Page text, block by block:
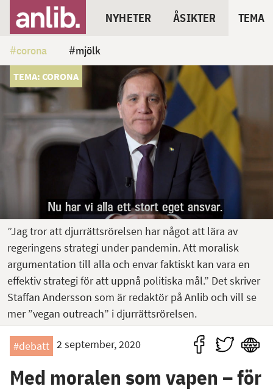
NYHETER ÅSIKTER TEMA
corona mjölk
TEMA: CORONA
”Jag tror att djurrättsrörelsen har något att lära av
regeringens strategi under pandemin. Att moralisk
argumentation till alla och envar faktiskt kan vara en
effektiv strategi för att uppnå politiska mål.” Det skriver
Staffan Andersson som är redaktör på Anlib och vill se
mer ”vegan outreach” i djurrättsrörelsen.
#debatt 2 september, 2020
Med moralen som vapen – för